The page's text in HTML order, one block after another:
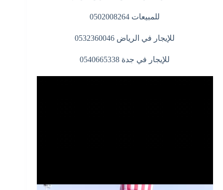
للمبيعات 0502008264
للإيجار في الرياض 0532360046
للإيجار في جدة 0540665338